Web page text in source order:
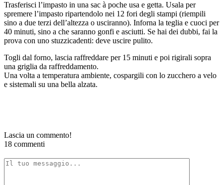
Trasferisci l’impasto in una sac à poche usa e getta. Usala per
spremere l’impasto ripartendolo nei 12 fori degli stampi (riempili
sino a due terzi dell’altezza o usciranno). Inforna la teglia e cuoci per
40 minuti, sino a che saranno gonfi e asciutti. Se hai dei dubbi, fai la
prova con uno stuzzicadenti: deve uscire pulito.
Togli dal forno, lascia raffreddare per 15 minuti e poi rigirali sopra
una griglia da raffreddamento.
Una volta a temperatura ambiente, cospargili con lo zucchero a velo
e sistemali su una bella alzata.
Lascia un commento!
18 commenti